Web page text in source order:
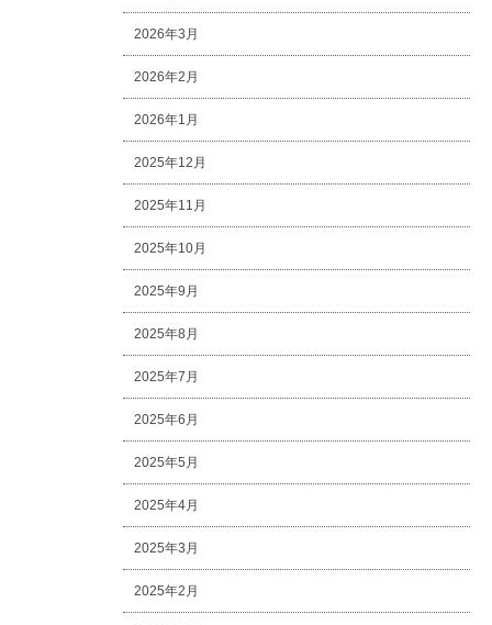
2026年3月
2026年2月
2026年1月
2025年12月
2025年11月
2025年10月
2025年9月
2025年8月
2025年7月
2025年6月
2025年5月
2025年4月
2025年3月
2025年2月